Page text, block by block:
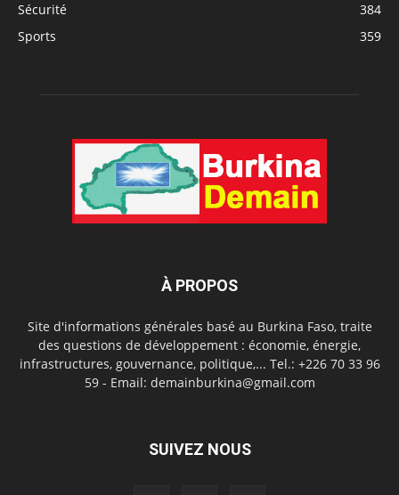
Sécurité
384
Sports
359
À PROPOS
Site d'informations générales basé au Burkina Faso, traite
des questions de développement : économie, énergie,
infrastructures, gouvernance, politique,... Tel.: +226 70 33 96
59 - Email: demainburkina@gmail.com
SUIVEZ NOUS